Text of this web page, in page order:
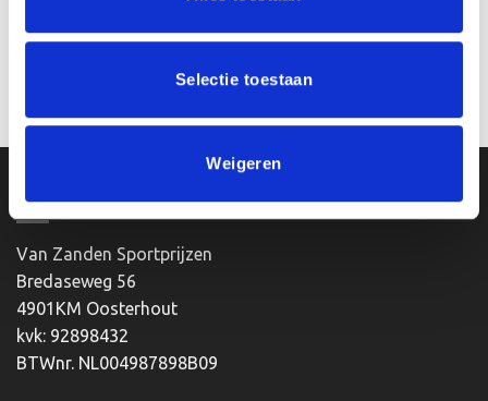
Selectie toestaan
Weigeren
G21
G22
Ons Adres
Van Zanden Sportprijzen
Bredaseweg 56
4901KM Oosterhout
kvk: 92898432
BTWnr. NL004987898B09